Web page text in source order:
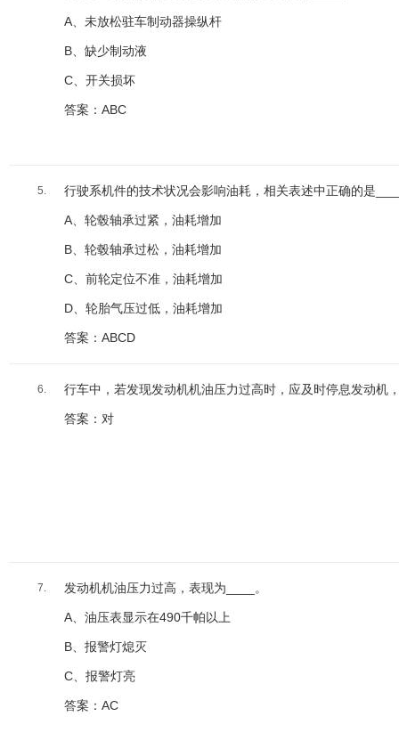
A、未放松驻车制动器操纵杆
B、缺少制动液
C、开关损坏
答案：ABC
5. 行驶系机件的技术状况会影响油耗，相关表述中正确的是
A、轮毂轴承过紧，油耗增加
B、轮毂轴承过松，油耗增加
C、前轮定位不准，油耗增加
D、轮胎气压过低，油耗增加
答案：ABCD
6. 行车中，若发现发动机机油压力过高时，应及时停息发动机
答案：对
7. 发动机机油压力过高，表现为____。
A、油压表显示在490千帕以上
B、报警灯熄灭
C、报警灯亮
答案：AC